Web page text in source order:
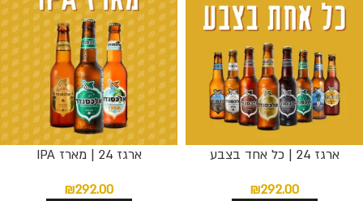
ארגז 24 | כל אחד בצבע
₪292.00
ארגז 24 | מארז IPA
₪292.00